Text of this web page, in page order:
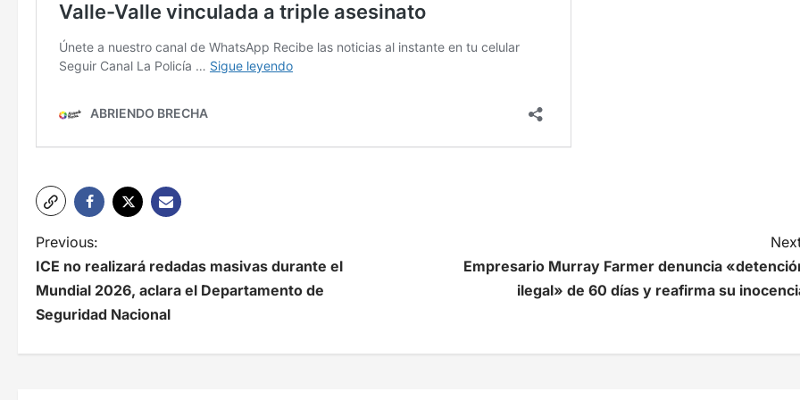
N
a
v
Previous:
ICE no realizará redadas masivas durante el
Mundial 2026, aclara el Departamento de
Seguridad Nacional
Empresario Murray Farmer denuncia
ilegal» de 60 días y reafirma su